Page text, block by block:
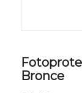
Bronce